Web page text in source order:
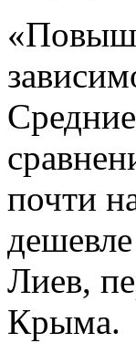
почти
Лиев,
Крыма.